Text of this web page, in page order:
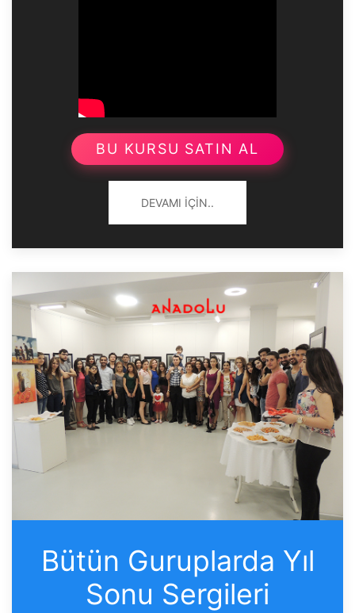
BU KURSU SATIN AL
DEVAMI İÇIN..
Bütün Guruplarda Yıl
Sonu Sergileri